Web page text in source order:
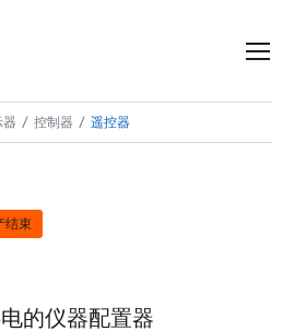
器 控制器 遥控器
结束
的仪器配置器